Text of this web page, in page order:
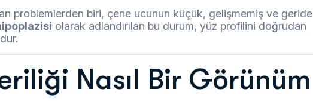
problemlerden biri, çene ucunun küçük, gelişmemiş ve geride
olarak adlandırılan bu durum, yüz profilini doğrudan
Nasıl Bir Görünüm